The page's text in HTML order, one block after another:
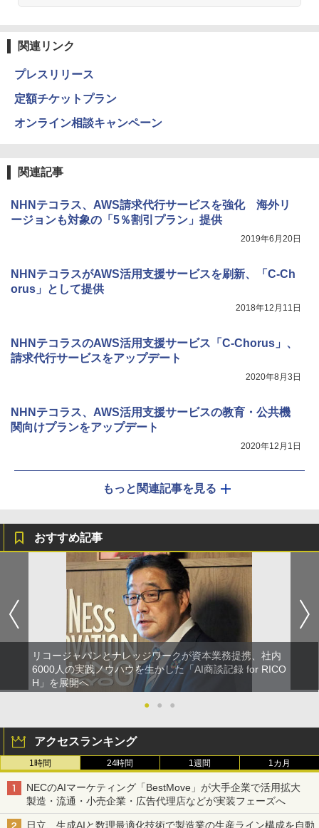
関連リンク
プレスリリース
定額チケットプラン
オンライン相談キャンペーン
関連記事
NHNテコラス、AWS請求代行サービスを強化 海外リ
ージョンも対象の「5％割引プラン」提供
2019年6月20日
NHNテコラスがAWS活用支援サービスを刷新、「C-Ch
orus」として提供
2018年12月11日
NHNテコラスのAWS活用支援サービス「C-Chorus」、
請求代行サービスをアップデート
2020年8月3日
NHNテコラス、AWS活用支援サービスの教育・公共機
関向けプランをアップデート
2020年12月1日
もっと関連記事を見る
おすすめ記事
リコージャパンとナレッジワークが資本業務提携、社内
6000人の実践ノウハウを生かした「AI商談記録 for RICO
H」を展開へ
●
● ●
アクセスランキング
1時間 24時間 1週間 1カ月
NECのAIマーケティング「BestMove」が大手企業で活用拡大
製造・流通・小売企業・広告代理店などが実装フェーズへ
日立、生成AIと数理最適化技術で製造業の生産ライン構成を自動